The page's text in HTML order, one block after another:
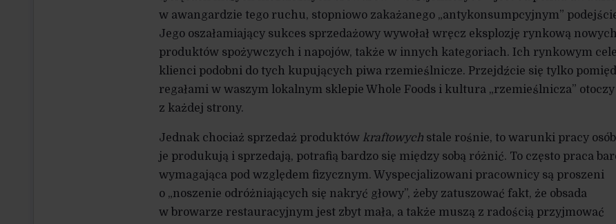
w awangardzie tego ruchu, stopniowo zakażanego „antykonsumpcyjnym”
Jego oszałamiający sukces sprzedażowy wywołał wręcz eksplozję rynkową nowych
produktów spożywczych i napojów, także w innych kategoriach. Ich rynkowym
klienci podobni do tych kupujących piwa rzemieślnicze. Przejdźcie się tylko
regałami w waszym lokalnym sklepie Whole Foods i kultura „rzemieślnicza”
z każdej strony.
Jednak chociaż sprzedaż produktów kraftowychstale rośnie, to warunki pracy
je produkują i sprzedają, potrafią bardzo się między sobą różnić. To często praca
wymagająca pod względem fizycznym. Wyspecjalizowani pracownicy są proszeni
o „noszenie odróżniających się nakryć głowy”, żeby zatuszować fakt, że obsada
w browarze restauracyjnym jest zbyt mała, a także muszą z radością przyjmować